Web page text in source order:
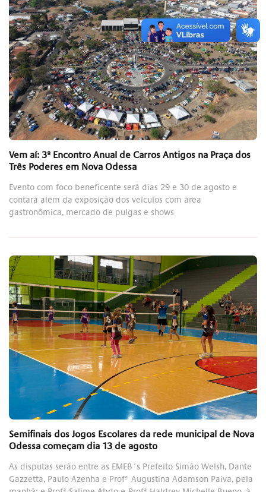
Vem aí: 3º Encontro Anual de Carros Antigos na Praça dos
Três Poderes em Nova Odessa
Evento com foco beneficente será dias 29 e 30 de agosto e
contará além da exposição dos veículos com área
gastronômica, mercado de pulgas e shows
Semifinais dos Jogos Escolares da rede municipal de Nova
Odessa começam dia 13 de agosto
As disputas serão entre as EMEB´s Prefeito Simão Welsh, Dante
Gazzetta, Paulo Azenha e Profª Augustina Adamson Paiva, pela